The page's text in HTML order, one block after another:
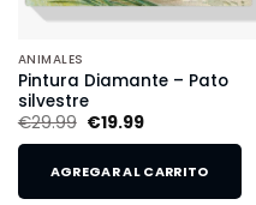
ANIMALES
Pintura Diamante – Pato
silvestre
€29.99 €19.99
AGREGAR AL CARRITO